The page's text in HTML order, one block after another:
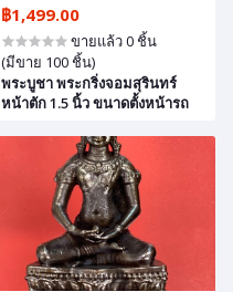
฿1,499.00
ขายแล้ว 0 ชิ้น
(มีขาย 100 ชิ้น)
พระบูชา พระกริ่งจอมสุรินทร์
หน้าตัก 1.5 นิ้ว ขนาดตั้งหน้ารถ